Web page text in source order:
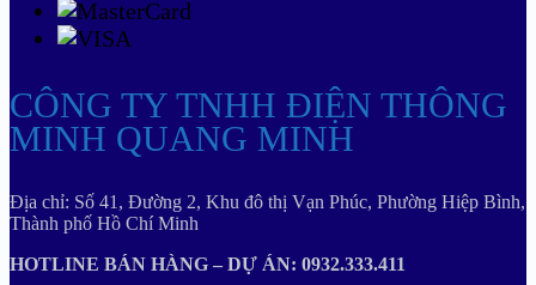
CÔNG TY TNHH ĐIỆN THÔNG
MINH QUANG MINH
Địa chỉ: Số 41, Đường 2, Khu đô thị Vạn Phúc, Phường Hiệp Bình,
Thành phố Hồ Chí Minh
HOTLINE BÁN HÀNG – DỰ ÁN: 0932.333.411